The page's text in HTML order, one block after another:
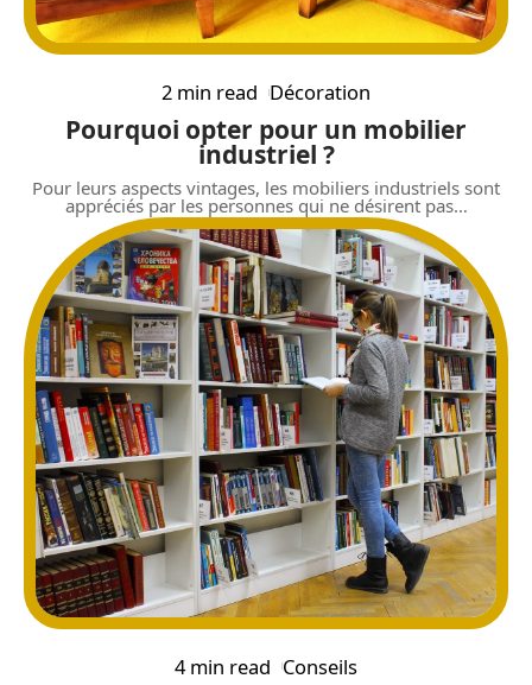
2 min read Décoration
Pourquoi opter pour un mobilier
industriel ?
Pour leurs aspects vintages, les mobiliers industriels sont
appréciés par les personnes qui ne désirent pas…
4 min read Conseils